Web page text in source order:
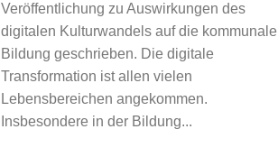
Veröffentlichung zu Auswirkungen des
digitalen Kulturwandels auf die kommunale
Bildung geschrieben. Die digitale
Transformation ist allen vielen
Lebensbereichen angekommen.
Insbesondere in der Bildung...